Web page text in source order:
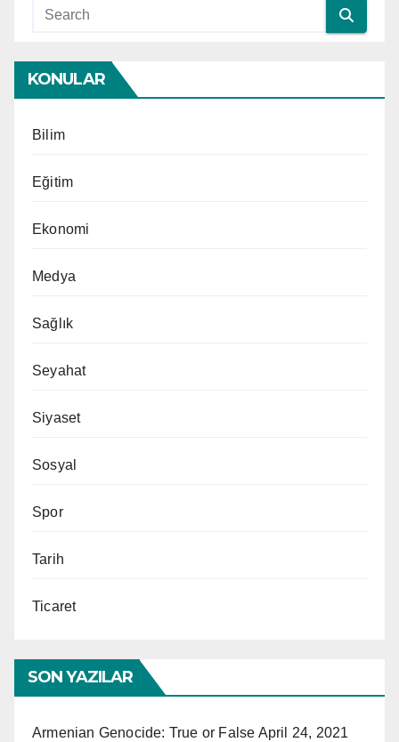
KONULAR
Bilim
Eğitim
Ekonomi
Medya
Sağlık
Seyahat
Siyaset
Sosyal
Spor
Tarih
Ticaret
SON YAZILAR
Armenian Genocide: True or False April 24, 2021